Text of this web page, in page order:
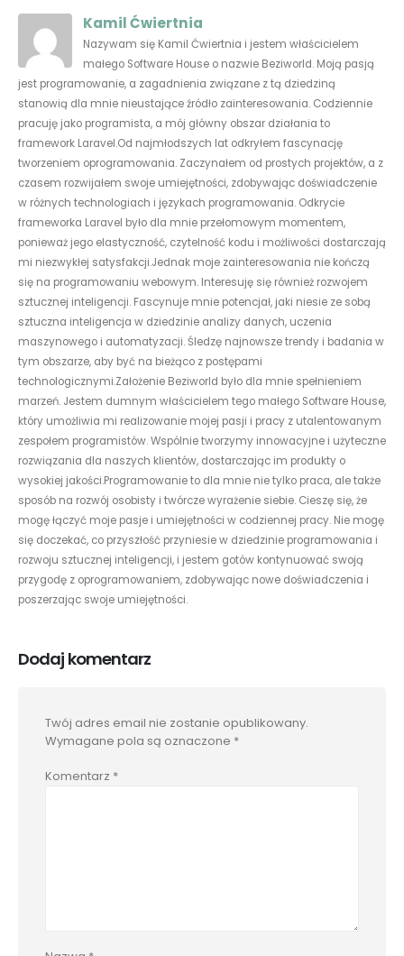
Kamil Ćwiertnia
Nazywam się Kamil Ćwiertnia i jestem właścicielem
małego Software House o nazwie Beziworld. Moją pasją
jest programowanie, a zagadnienia związane z tą dziedziną
stanowią dla mnie nieustające źródło zainteresowania. Codziennie
pracuję jako programista, a mój główny obszar działania to
framework Laravel.Od najmłodszych lat odkryłem fascynację
tworzeniem oprogramowania. Zaczynałem od prostych projektów, a z
czasem rozwijałem swoje umiejętności, zdobywając doświadczenie
w różnych technologiach i językach programowania. Odkrycie
frameworka Laravel było dla mnie przełomowym momentem,
ponieważ jego elastyczność, czytelność kodu i możliwości dostarczają
mi niezwykłej satysfakcji.Jednak moje zainteresowania nie kończą
się na programowaniu webowym. Interesuję się również rozwojem
sztucznej inteligencji. Fascynuje mnie potencjał, jaki niesie ze sobą
sztuczna inteligencja w dziedzinie analizy danych, uczenia
maszynowego i automatyzacji. Śledzę najnowsze trendy i badania w
tym obszarze, aby być na bieżąco z postępami
technologicznymi.Założenie Beziworld było dla mnie spełnieniem
marzeń. Jestem dumnym właścicielem tego małego Software House,
który umożliwia mi realizowanie mojej pasji i pracy z utalentowanym
zespołem programistów. Wspólnie tworzymy innowacyjne i użyteczne
rozwiązania dla naszych klientów, dostarczając im produkty o
wysokiej jakości.Programowanie to dla mnie nie tylko praca, ale także
sposób na rozwój osobisty i twórcze wyrażenie siebie. Cieszę się, że
mogę łączyć moje pasje i umiejętności w codziennej pracy. Nie mogę
się doczekać, co przyszłość przyniesie w dziedzinie programowania i
rozwoju sztucznej inteligencji, i jestem gotów kontynuować swoją
przygodę z oprogramowaniem, zdobywając nowe doświadczenia i
poszerzając swoje umiejętności.
Dodaj komentarz
Twój adres email nie zostanie opublikowany.
Wymagane pola są oznaczone *
Komentarz *